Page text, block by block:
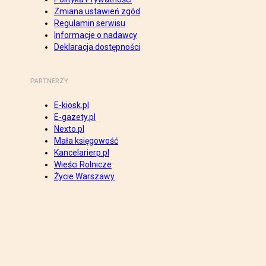
Zmiana ustawień zgód
Regulamin serwisu
Informacje o nadawcy
Deklaracja dostępności
PARTNERZY
E-kiosk.pl
E-gazety.pl
Nexto.pl
Mała księgowość
Kancelarierp.pl
Wieści Rolnicze
Życie Warszawy